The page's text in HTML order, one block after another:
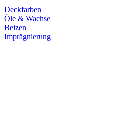
Deckfarben
Öle & Wachse
Beizen
Imprägnierung